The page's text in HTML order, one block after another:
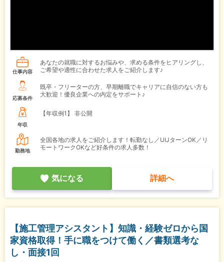
仕事内容
あなたの就職に対するお悩みや、求める条件をヒアリングし、
ご希望や適性に合わせた求人をご紹介します♪
応募条件
既卒・フリーターの方、早期離職でキャリアに自信のない方も
大歓迎！優良企業への内定をサポート♪
年収
【年収例1】 非公開
勤務地
全国各地の求人をご紹介します！転勤なし／UIJターンOK／リ
モートワークOKなど好条件の求人多数！
気になる 詳細へ
【施工管理アシスタント】知識・経験ゼロから国
家資格取得！手に職をつけて働く／書類選考な
し・面接1回